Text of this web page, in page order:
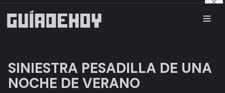
SINIESTRA PESADILLA DE UNA
NOCHE DE VERANO